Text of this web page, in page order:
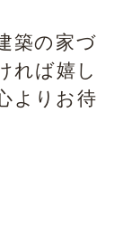
築の家づ
れば嬉し
よりお待